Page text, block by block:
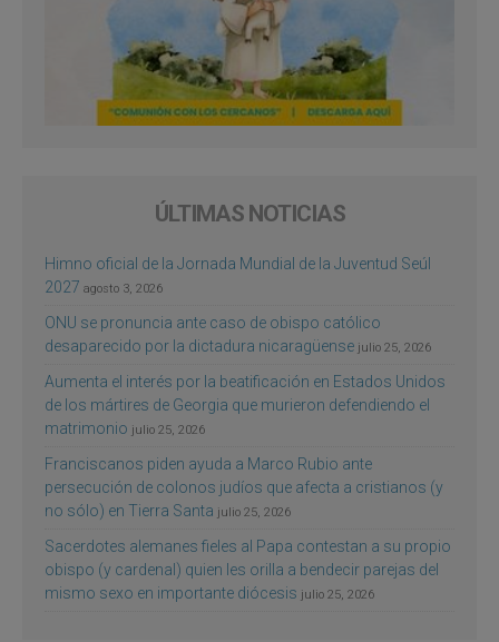
ÚLTIMAS NOTICIAS
Himno oficial de la Jornada Mundial de la Juventud Seúl
2027 agosto 3, 2026
ONU se pronuncia ante caso de obispo católico
desaparecido por la dictadura nicaragüense julio 25, 2026
Aumenta el interés por la beatificación en Estados Unidos
de los mártires de Georgia que murieron defendiendo el
matrimonio julio 25, 2026
Franciscanos piden ayuda a Marco Rubio ante
persecución de colonos judíos que afecta a cristianos (y
no sólo) en Tierra Santa julio 25, 2026
Sacerdotes alemanes fieles al Papa contestan a su propio
obispo (y cardenal) quien les orilla a bendecir parejas del
mismo sexo en importante diócesis julio 25, 2026